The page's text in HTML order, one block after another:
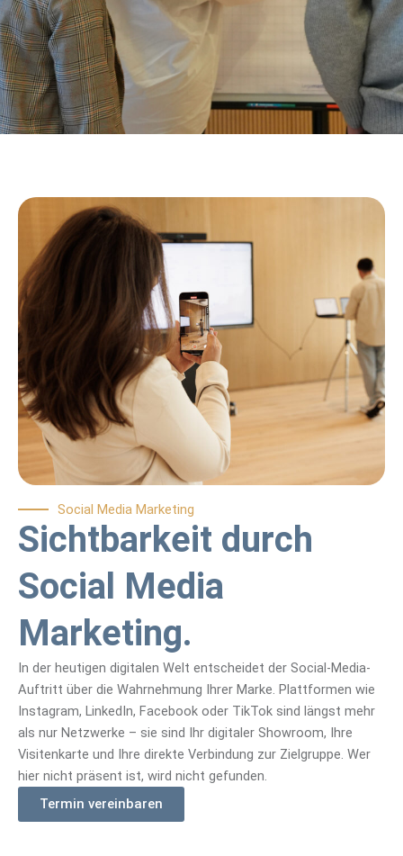
Social Media Marketing
Sichtbarkeit durch
Social Media
Marketing.
In der heutigen digitalen Welt entscheidet der Social-Media-
Auftritt über die Wahrnehmung Ihrer Marke. Plattformen wie
Instagram, LinkedIn, Facebook oder TikTok sind längst mehr
als nur Netzwerke – sie sind Ihr digitaler Showroom, Ihre
Visitenkarte und Ihre direkte Verbindung zur Zielgruppe. Wer
hier nicht präsent ist, wird nicht gefunden.
Termin vereinbaren